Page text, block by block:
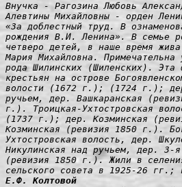
Внучка - Рагозина Любовь
Алевтины Михайловны - орден
«За доблестный труд. В
рождения В.И. Ленина». В семье
четверо детей, в наше время
Мария Михайловна. Примечательна
рода Шилинских (Шиленских). Эта
крестьян на острове
волости (1672 г.); (1724 г.);
ручьем, дер. Вашкаранская
г.). Троицкая-Ухтостровская
(1737 г.); дер. Козминская
Козминская (ревизия 1850 г.).
Ухтостровская волость, дер.
Никулинская над ручьем, дер. 3-я
(ревизия 1850 г.). Жили в
сельского совета в 1925-26 гг.;
Е.Ф. Колтовой